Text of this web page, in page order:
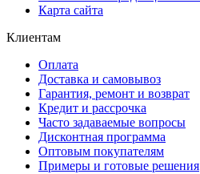
Карта сайта
Клиентам
Оплата
Доставка и самовывоз
Гарантия, ремонт и возврат
Кредит и рассрочка
Часто задаваемые вопросы
Дисконтная программа
Оптовым покупателям
Примеры и готовые решения